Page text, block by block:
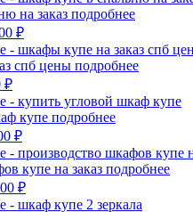
на заказ подробнее
₽
спб цены подробнее
₽
купе подробнее
₽
купе на заказ подробнее
₽